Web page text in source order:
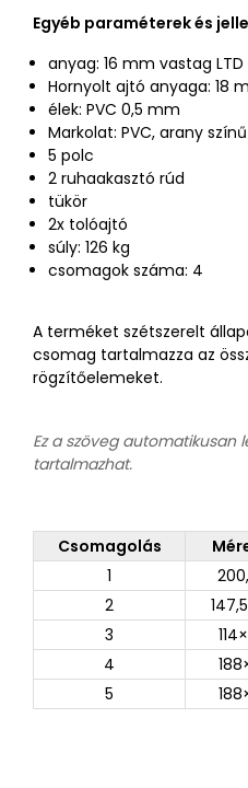
Egyéb paraméterek és
anyag: 16 mm vastag LTD
Hornyolt ajtó anyaga: 18
élek: PVC 0,5 mm
Markolat: PVC, arany színű
5 polc
2 ruhaakasztó rúd
tükör
2x tolóajtó
súly: 126 kg
csomagok száma: 4
A terméket szétszerelt
csomag tartalmazza az
rögzítőelemeket.
Ez a szöveg automatikusan
tartalmazhat.
Csomagolás
1
2
3
4
5